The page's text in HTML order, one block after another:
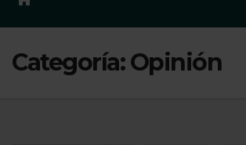
Categoría:Opinión